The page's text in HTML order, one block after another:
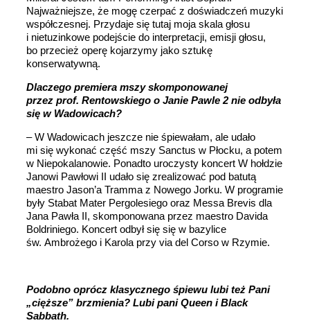
Najważniejsze, że mogę czerpać z doświadczeń muzyki
współczesnej. Przydaje się tutaj moja skala głosu
i nietuzinkowe podejście do interpretacji, emisji głosu,
bo przecież operę kojarzymy jako sztukę
konserwatywną.
Dlaczego premiera mszy skomponowanej
przez prof. Rentowskiego o Janie Pawle 2 nie odbyła
się w Wadowicach?
– W Wadowicach jeszcze nie śpiewałam, ale udało
mi się wykonać część mszy Sanctus w Płocku, a potem
w Niepokalanowie. Ponadto uroczysty koncert W hołdzie
Janowi Pawłowi II udało się zrealizować pod batutą
maestro Jason’a Tramma z Nowego Jorku. W programie
były Stabat Mater Pergolesiego oraz Messa Brevis dla
Jana Pawła II, skomponowana przez maestro Davida
Boldriniego. Koncert odbył się się w bazylice
św. Ambrożego i Karola przy via del Corso w Rzymie.
Podobno oprócz klasycznego śpiewu lubi też Pani
„cięższe” brzmienia? Lubi pani Queen i Black
Sabbath.